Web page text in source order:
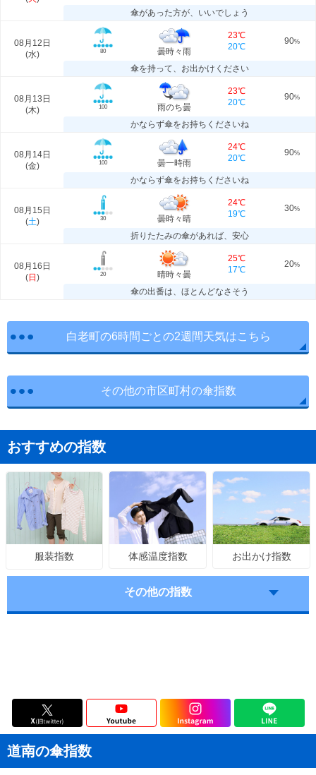
傘があった方が、いいでしょう
08月12日
(水) 80 曇時々雨
23℃
20℃
90%
傘を持って、お出かけください
08月13日
(木) 100 雨のち曇
23℃
20℃
90%
かならず傘をお持ちくださいね
08月14日
(金) 100 曇一時雨
24℃
20℃
90%
かならず傘をお持ちくださいね
08月15日
(土) 30 曇時々晴
24℃
19℃
30%
折りたたみの傘があれば、安心
08月16日
(日 ) 20 晴時々曇
25℃
17℃
20%
傘の出番は、ほとんどなさそう
白老町の6時間ごとの2週間天気はこちら
その他の市区町村の傘指数
おすすめの指数
服装指数 体感温度指数 お出かけ指数
その他の指数
道南の傘指数